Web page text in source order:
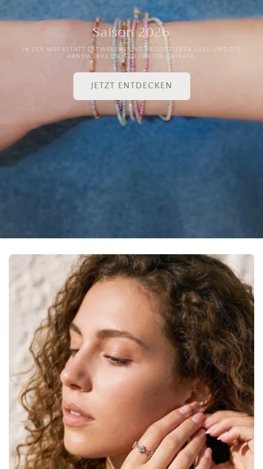
Saison 2026
IN DER WERKSTATT ENTWERFEN UND PRODUZIEREN LULU UND DIE
HANDWERKE DIE SCHÖNSTEN UNIKATE.
JETZT ENTDECKEN